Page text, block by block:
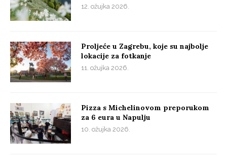
12. ožujka 2026.
Proljeće u Zagrebu, koje su najbolje
lokacije za fotkanje
11. ožujka 2026.
Pizza s Michelinovom preporukom
za 6 eura u Napulju
10. ožujka 2026.